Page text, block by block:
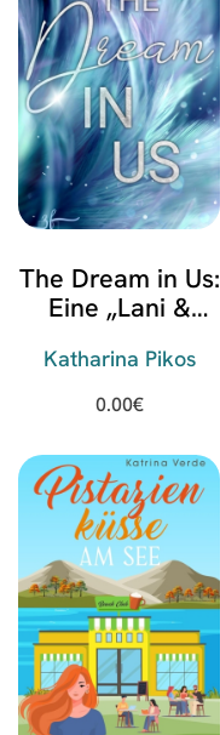
The Dream in Us:
Eine „Lani &
Kurzgeschichte
Katharina Pikos
0.00€